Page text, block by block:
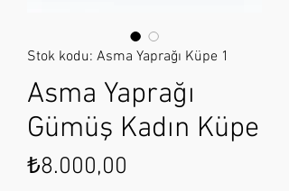
Stok kodu: Asma Yaprağı Küpe 1
Asma Yaprağı
Gümüş Kadın Küpe
₺8.000,00